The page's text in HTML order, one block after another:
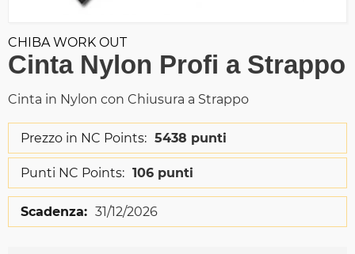
CHIBA WORK OUT
Cinta Nylon Profi a Strappo
Cinta in Nylon con Chiusura a Strappo
Prezzo in NC Points: 5438 punti
Punti NC Points: 106 punti
Scadenza: 31/12/2026